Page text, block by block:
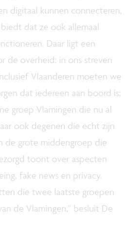
digitaal kunnen connecteren,
dat ze ook allemaal
Daar ligt een
de overheid: in ons streven
Vlaanderen moeten we
dat iedereen aan boord is;
groep Vlamingen die nu al
ook degenen die echt zijn
de grote middengroep die
toont over aspecten
fake news en privacy.
die twee laatste groepen
de Vlamingen,” besluit De